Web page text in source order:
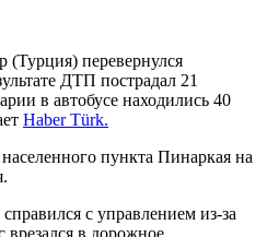
перевернулся
ДТП пострадал 21
в автобусе находились 40
Haber Türk.
пункта Пинаркая на
с управлением из-за
врезался в дорожное